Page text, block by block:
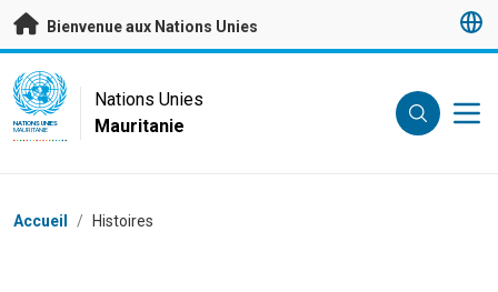
Passer au contenu principal
Bienvenue aux Nations Unies
UN Logo
NATIONS UNIES
MAURITANIE
Nations Unies
Mauritanie
Fil d'Ariane
Accueil / Histoires